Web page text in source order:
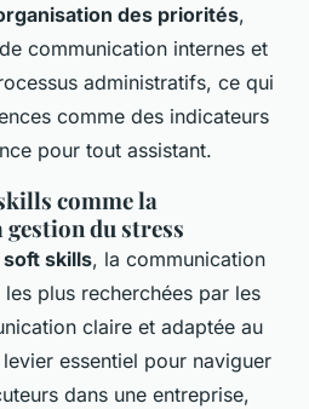
des priorités,
communication internes et
administratifs, ce qui
comme des indicateurs
pour tout assistant.
comme la
du stress
soft skills, la communication
plus recherchées par les
claire et adaptée au
essentiel pour naviguer
dans une entreprise,